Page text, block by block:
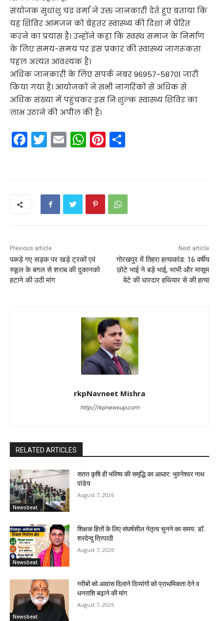
संयोजक सुधांशु चंद्र वर्मा ने उक्त जानकारी देते हुए बताया कि
यह शिविर आमजन को बेहतर स्वास्थ्य की दिशा में प्रेरित
करने का प्रयास है। उन्होंने कहा कि स्वस्थ समाज के निर्माण
के लिए समय-समय पर इस प्रकार की स्वास्थ्य जागरूकता
पहल अत्यंत आवश्यक है।
अधिक जानकारी के लिए संपर्क नंबर 96957-58701 जारी
किया गया है। आयोजकों ने सभी नागरिकों से अधिक से
अधिक संख्या में पहुंचकर इस निःशुल्क स्वास्थ्य शिविर का
लाभ उठाने की अपील की है।
F
k
T E W
A
p
Pi
st
Previous article
पकड़े गए सड़क पर खड़े ट्रकों एवं
स्कूल के बगल से शराब की दुकानको
हटाने की उठी मांग
Next article
गोरखपुर में तिहरा हत्याकांड: 16 वर्षीय
छोटे भाई ने बड़े भाई, भाभी और मासूम
बेटे की धारदार हथियार से की हत्या
rkpNavneet Mishra
http://rkpnewsup.com
RELATED ARTICLES
Newsbeat
सतत कृषि ही भविष्य की समृद्धि का आधार: भुवनेश्वर नाथ
पांडेय
August 7, 2026
Newsbeat
शिक्षक हितों के लिए संघर्षशील नेतृत्व चुनने का समय: डॉ.
शरदेन्दु त्रिपाठी
August 7, 2026
Newsbeat
गरीबों को आवास दिलाने दिव्यांगों को प्राथमिकता देने व
धनराशि बढ़ाने की मांग
August 7, 2026